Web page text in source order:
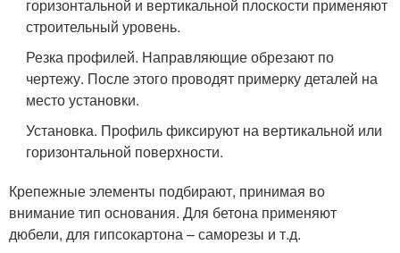
горизонтальной и вертикальной плоскости применяют
строительный уровень.
Резка профилей. Направляющие обрезают по
чертежу. После этого проводят примерку деталей на
место установки.
Установка. Профиль фиксируют на вертикальной или
горизонтальной поверхности.
Крепежные элементы подбирают, принимая во
внимание тип основания. Для бетона применяют
дюбели, для гипсокартона – саморезы и т.д.